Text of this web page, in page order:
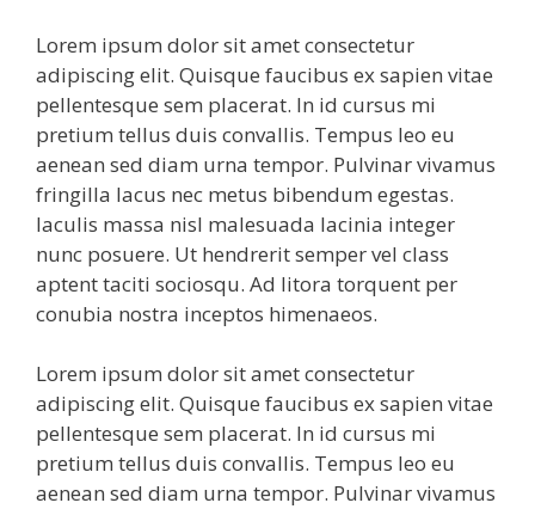
Lorem ipsum dolor sit amet consectetur
adipiscing elit. Quisque faucibus ex sapien vitae
pellentesque sem placerat. In id cursus mi
pretium tellus duis convallis. Tempus leo eu
aenean sed diam urna tempor. Pulvinar vivamus
fringilla lacus nec metus bibendum egestas.
Iaculis massa nisl malesuada lacinia integer
nunc posuere. Ut hendrerit semper vel class
aptent taciti sociosqu. Ad litora torquent per
conubia nostra inceptos himenaeos.
Lorem ipsum dolor sit amet consectetur
adipiscing elit. Quisque faucibus ex sapien vitae
pellentesque sem placerat. In id cursus mi
pretium tellus duis convallis. Tempus leo eu
aenean sed diam urna tempor. Pulvinar vivamus